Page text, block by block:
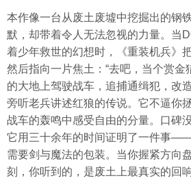
本作像一台从废土废墟中挖掘出的
默，却带着令人无法忽视的力量。当
着少年救世的幻想时，《重装机兵》
然后指向一片焦土：“去吧，当个赏金
的大地上驾驶战车，追捕通缉犯，改
旁听老兵讲述红狼的传说。它不逼你
战车的轰鸣中感受自由的分量。口碑
它用三十余年的时间证明了一件事
需要剑与魔法的包装。当你握紧方向
刻，你听到的，是废土上最真实的回响